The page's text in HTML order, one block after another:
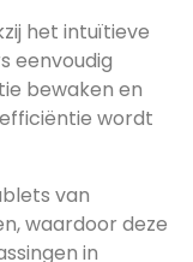
het intuïtieve
eenvoudig
bewaken en
wordt
van
waardoor deze
in